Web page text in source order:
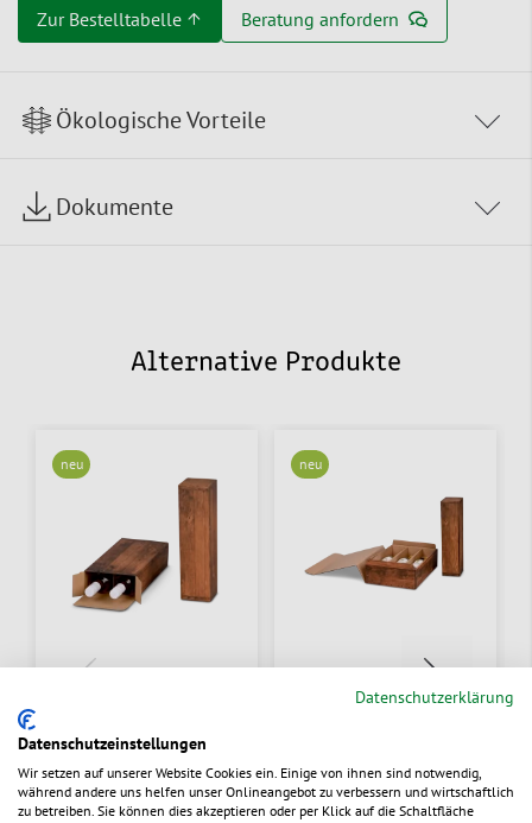
Zur Bestelltabelle ↑ Beratung anfordern
Ökologische Vorteile
Dokumente
Alternative Produkte
neu
Aufrichtekarton
Aus 3 Varianten wählen
neu
Aus 3 Varianten wählen
Datenschutzerklärung
Datenschutzeinstellungen
Wir setzen auf unserer Website Cookies ein. Einige von ihnen sind notwendig,
während andere uns helfen unser Onlineangebot zu verbessern und wirtschaftlich
zu betreiben. Sie können dies akzeptieren oder per Klick auf die Schaltfläche